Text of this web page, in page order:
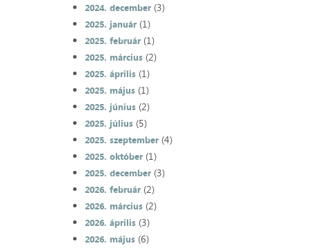
2024. december(3)
2025. január(1)
2025. február(1)
2025. március(2)
2025. április(1)
2025. május(1)
2025. június(2)
2025. július(5)
2025. szeptember(4)
2025. október(1)
2025. december(3)
2026. február(2)
2026. március(2)
2026. április(3)
2026. május(6)